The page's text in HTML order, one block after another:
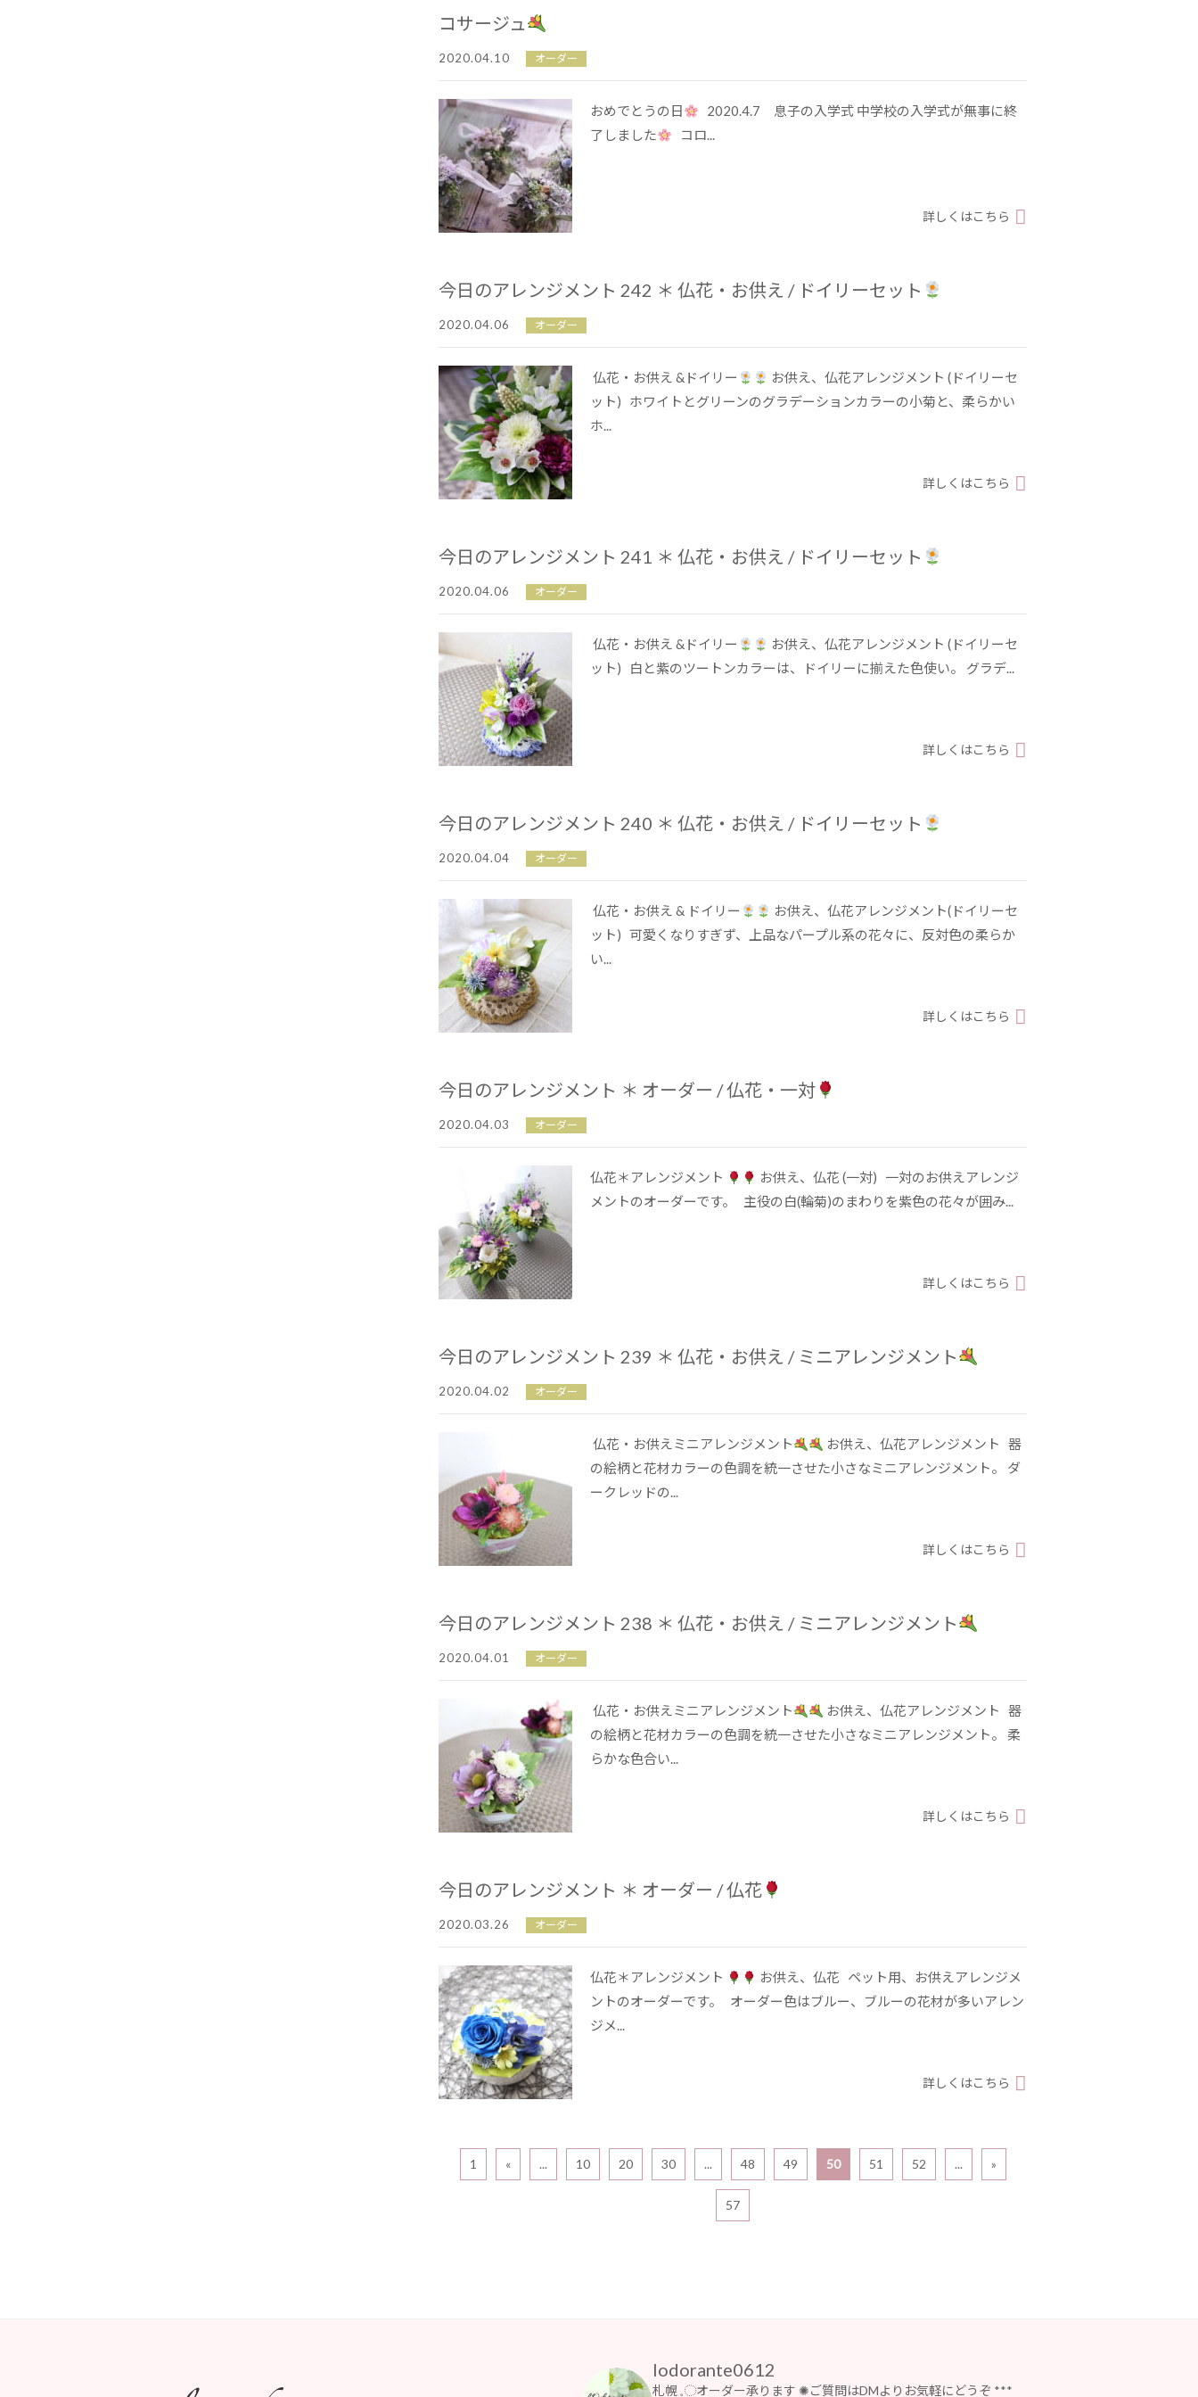
コサージュ
2020.04.10 オーダー
おめでとうの日
2020.4.7 息子の入学式 中学校の入学式が無事に終
了しました
コロ...
詳しくはこちら
今日のアレンジメント 242 ＊ 仏花・お供え / ドイリーセット
2020.04.06 オーダー
仏花・お供え &ドイリー
お供え、仏花アレンジメント (ドイリーセ
ット) ホワイトとグリーンのグラデーションカラーの小菊と、柔らかい
ホ...
詳しくはこちら
今日のアレンジメント 241 ＊ 仏花・お供え / ドイリーセット
2020.04.06 オーダー
仏花・お供え &ドイリー
お供え、仏花アレンジメント (ドイリーセ
ット) 白と紫のツートンカラーは、ドイリーに揃えた色使い。 グラデ...
詳しくはこちら
今日のアレンジメント 240 ＊ 仏花・お供え / ドイリーセット
2020.04.04 オーダー
仏花・お供え & ドイリー
お供え、仏花アレンジメント(ドイリーセ
ット) 可愛くなりすぎず、上品なパープル系の花々に、反対色の柔らか
い...
詳しくはこちら
今日のアレンジメント ＊ オーダー / 仏花・一対
2020.04.03 オーダー
仏花＊アレンジメント
お供え、仏花 (一対) 一対のお供えアレンジ
メントのオーダーです。 主役の白(輪菊)のまわりを紫色の花々が囲み...
詳しくはこちら
今日のアレンジメント 239 ＊ 仏花・お供え / ミニアレンジメント
2020.04.02 オーダー
仏花・お供えミニアレンジメント
お供え、仏花アレンジメント 器
の絵柄と花材カラーの色調を統一させた小さなミニアレンジメント。 ダ
ークレッドの...
詳しくはこちら
今日のアレンジメント 238 ＊ 仏花・お供え / ミニアレンジメント
2020.04.01 オーダー
仏花・お供えミニアレンジメント
お供え、仏花アレンジメント 器
の絵柄と花材カラーの色調を統一させた小さなミニアレンジメント。 柔
らかな色合い...
詳しくはこちら
今日のアレンジメント ＊ オーダー / 仏花
2020.03.26 オーダー
仏花＊アレンジメント
お供え、仏花 ペット用、お供えアレンジメ
ントのオーダーです。 オーダー色はブルー、ブルーの花材が多いアレン
ジメ...
詳しくはこちら
1 « ... 10 20 30 ... 48 49 50 51 52 ... »
57
lodorante0612
札幌 𓈒◌オーダー承ります ✺ご質問はDMよりお気軽にどうぞ ***